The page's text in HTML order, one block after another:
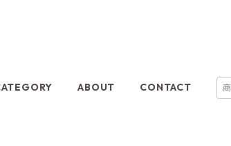
ABOUT CONTACT